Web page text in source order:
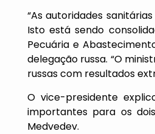
“As autoridades
Isto está sendo
Pecuária e
delegação russa. “O
russas com resultados
O vice-presidente
importantes para os
Medvedev.